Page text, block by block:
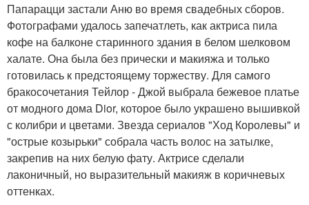
Папарацци застали Аню во время свадебных сборов.
Фотографами удалось запечатлеть, как актриса пила
кофе на балконе старинного здания в белом шелковом
халате. Она была без прически и макияжа и только
готовилась к предстоящему торжеству. Для самого
бракосочетания Тейлор - Джой выбрала бежевое платье
от модного дома Dior, которое было украшено вышивкой
с колибри и цветами. Звезда сериалов "Ход Королевы" и
"острые козырьки" собрала часть волос на затылке,
закрепив на них белую фату. Актрисе сделали
лаконичный, но выразительный макияж в коричневых
оттенках.